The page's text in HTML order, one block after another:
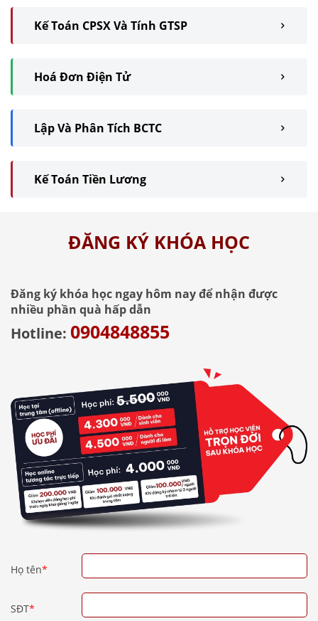
Kế Toán CPSX Và Tính GTSP
Hoá Đơn Điện Tử
Lập Và Phân Tích BCTC
Kế Toán Tiền Lương
ĐĂNG KÝ KHÓA HỌC
Đăng ký khóa học ngay hôm nay để nhận được
nhiều phần quà hấp dẫn
Hotline: 0904848855
Họ tên*
SĐT*